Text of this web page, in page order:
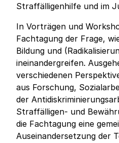
Straffälligenhilfe und im
In Vorträgen und
Fachtagung der Frage,
Bildung und
ineinandergreifen.
verschiedenen
aus Forschung,
der
Straffälligen- und
die Fachtagung eine
Auseinandersetzung der